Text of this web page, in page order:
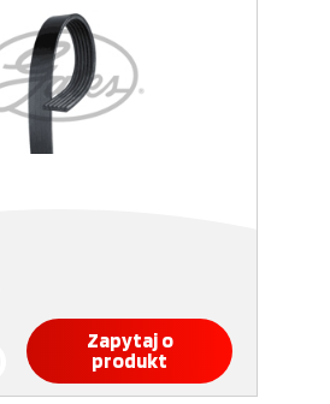
Zapytaj o
produkt